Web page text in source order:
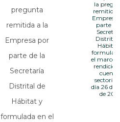
pregunta
remitida a la
Empresa por
parte de la
Secretaría
Distrital de
Hábitat y
formulada en el
la
remitida
Empresa
parte
Distrital
Hábitat
el marco
sectorial
día 26 de
de